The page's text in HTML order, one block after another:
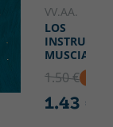
VV.AA.
LOS
MUSCIALES
1.50 €
1.43 €